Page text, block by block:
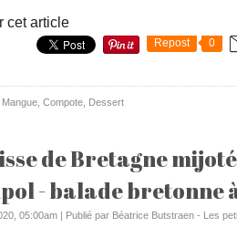
cet article
Repost 0
Mangue Compote Dessert
de Bretagne
- balade bretonne
05:00am | Publié par Béatrice Butstraen - Les